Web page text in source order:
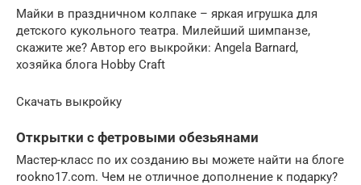
Майки в праздничном колпаке – яркая игрушка для
детского кукольного театра. Милейший шимпанзе,
скажите же? Автор его выкройки: Angela Barnard,
хозяйка блога Hobby Craft
Скачать выкройку
Открытки с фетровыми обезьянами
Мастер-класс по их созданию вы можете найти на блоге
rookno17.com. Чем не отличное дополнение к подарку?